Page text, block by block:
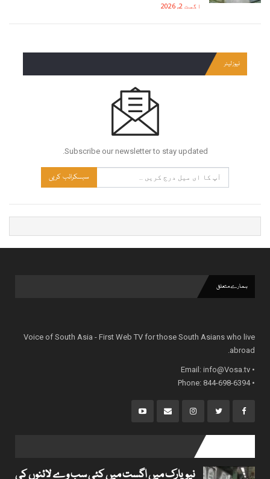
اگست 2, 2026
نیوز لیٹر
Subscribe our newsletter to stay updated.
سبسکرائب کریں
ہمارے متعلق
Voice of South Asia - First Web TV for those South Asians who live
abroad.
• Email:
info@Vosa.tv
• Phone: 844-698-6394
نیویارک میں اگست میں کئی سب وے لائنوں کی